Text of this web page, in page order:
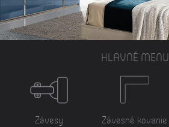
HLAVNÉ MENU
Závesy Závesné kovanie